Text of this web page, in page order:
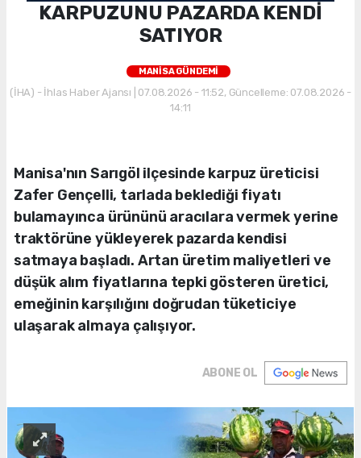
KARPUZUNU PAZARDA KENDİ
SATIYOR
MANİSA GÜNDEMİ
(İHA) - İhlas Haber Ajansı | 07.08.2026 - 11:52, Güncelleme: 07.08.2026 -
14:11
Manisa'nın Sarıgöl ilçesinde karpuz üreticisi
Zafer Gençelli, tarlada beklediği fiyatı
bulamayınca ürününü aracılara vermek yerine
traktörüne yükleyerek pazarda kendisi
satmaya başladı. Artan üretim maliyetleri ve
düşük alım fiyatlarına tepki gösteren üretici,
emeğinin karşılığını doğrudan tüketiciye
ulaşarak almaya çalışıyor.
ABONE OL